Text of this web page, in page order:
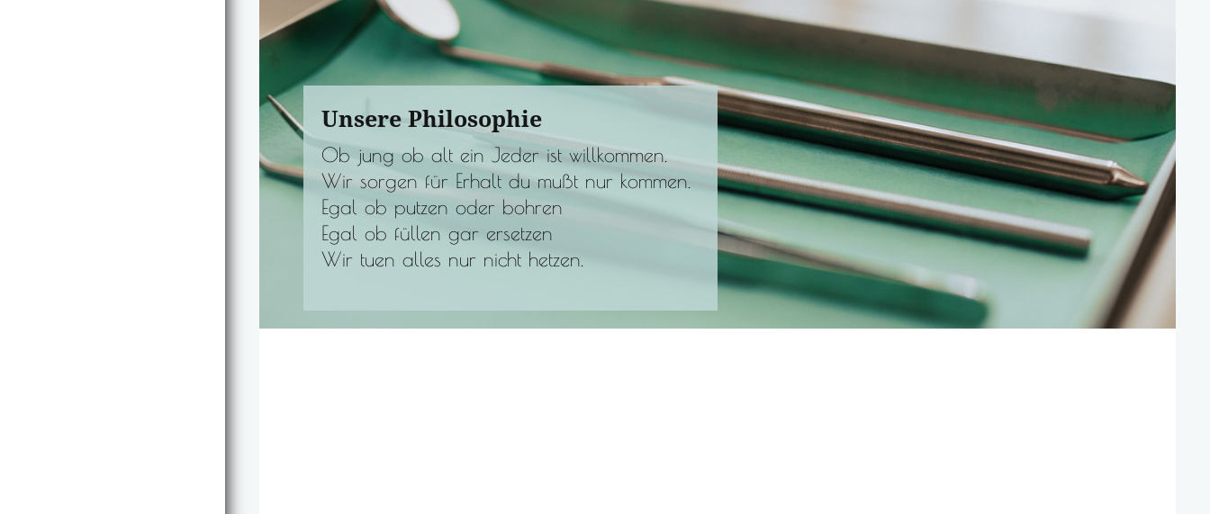
Unsere Philosophie
Ob jung ob alt ein Jeder ist willkommen.
Wir sorgen für Erhalt du mußt nur kommen.
Egal ob putzen oder bohren
Egal ob füllen gar ersetzen
Wir tuen alles nur nicht hetzen.